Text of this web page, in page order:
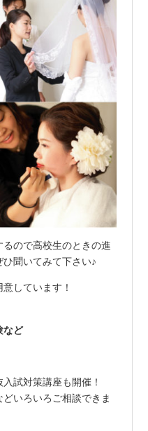
ので高校生のときの進
聞いてみて下さい♪
しています！
など
試対策講座も開催！
いろいろご相談できま